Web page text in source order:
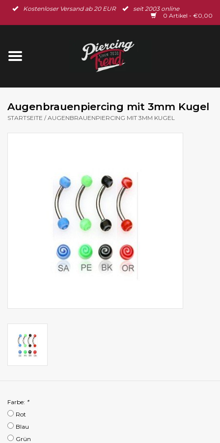
Kostenloser Versand ab 20 EUR
seit 2003 online
0 Artikel - €0,00
Startseite
Ohrschmuck
Augenbrauenpiercing mit 3mm Kugel
STARTSEITE /AUGENBRAUENPIERCING MIT 3MM KUGEL
Farbe: *
Rot
Blau
Grün